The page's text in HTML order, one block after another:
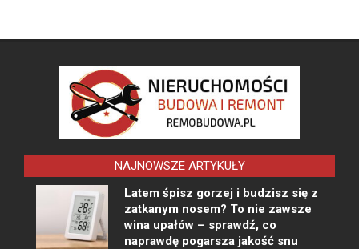
NAJNOWSZE ARTYKUŁY
Latem śpisz gorzej i budzisz się z
zatkanym nosem? To nie zawsze
wina upałów – sprawdź, co
naprawdę pogarsza jakość snu